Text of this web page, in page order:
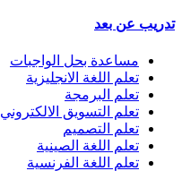
تدريب عن بعد
مساعدة بحل الواجبات
تعلم اللغة الانجليزية
تعلم البرمجة
تعلم التسويق الالكتروني
تعلم التصميم
تعلم اللغة الصينية
تعلم اللغة الفرنسية